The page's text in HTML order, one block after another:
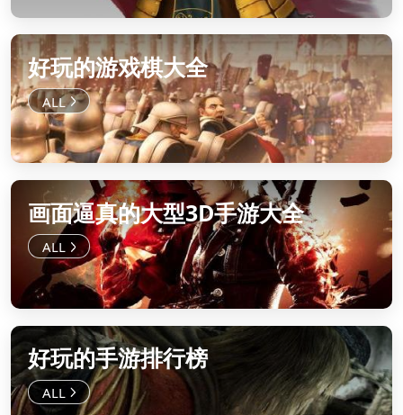
好玩的游戏棋大全
画面逼真的大型3D手游大全
好玩的手游排行榜